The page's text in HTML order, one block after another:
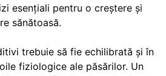
esențiali pentru o creștere și
sănătoasă.
trebuie să fie echilibrată și în
fiziologice ale păsărilor. Un